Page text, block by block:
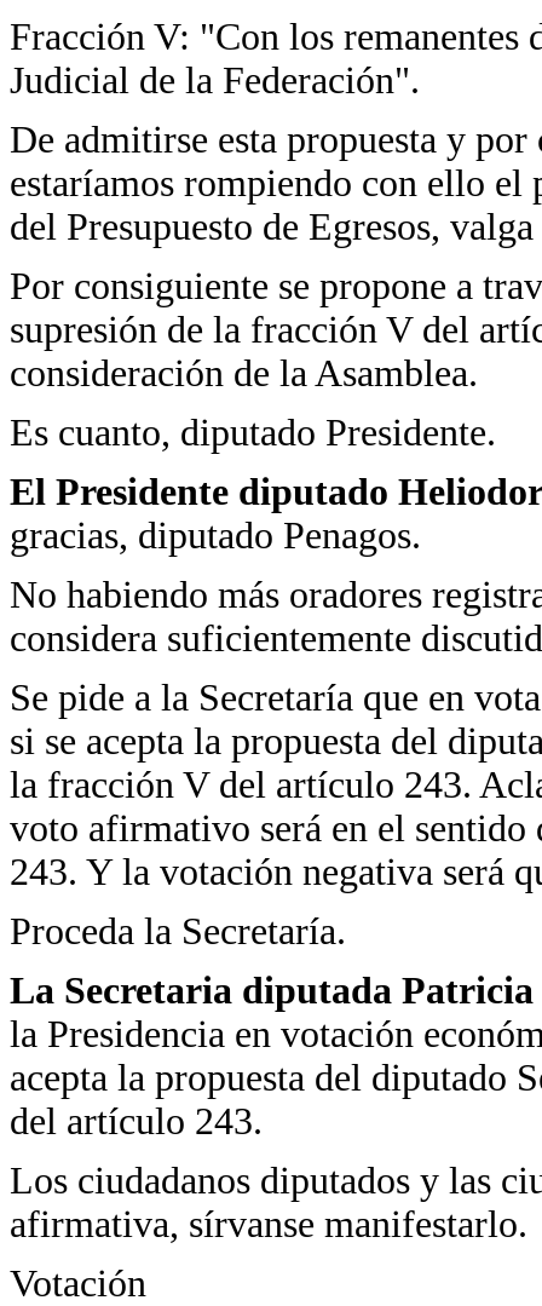
Fracción V: "Con los remanentes
Judicial de la Federación".
De admitirse esta propuesta y
estaríamos rompiendo con ello
del Presupuesto de Egresos,
Por consiguiente se propone a
supresión de la fracción V del
consideración de la Asamblea.
Es cuanto, diputado Presidente.
El Presidente diputado
gracias, diputado Penagos.
No habiendo más oradores
considera suficientemente
Se pide a la Secretaría que en
si se acepta la propuesta del
la fracción V del artículo 243.
voto afirmativo será en el
243. Y la votación negativa será
Proceda la Secretaría.
La Secretaria diputada
la Presidencia en votación
acepta la propuesta del diputado
del artículo 243.
Los ciudadanos diputados y las
afirmativa, sírvanse manifestarlo.
Votación